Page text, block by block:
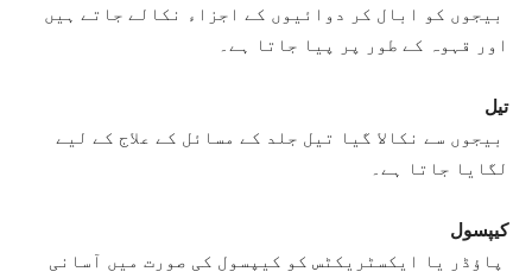
بیجوں کو ابال کر دوائیوں کے اجزاء نکالے جاتے ہیں
اور قہوہ کے طور پر پیا جاتا ہے۔
تیل
بیجوں سے نکالا گیا تیل جلد کے مسائل کے علاج کے لیے
لگایا جاتا ہے۔
کیپسول
پاؤڈر یا ایکسٹریکٹس کو کیپسول کی صورت میں آسانی